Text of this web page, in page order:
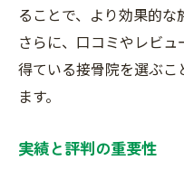
ることで、より効果的な
さらに、口コミやレビ
得ている接骨院を選ぶこ
ます。
実績と評判の重要性